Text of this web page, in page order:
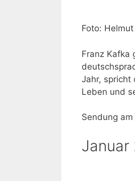
Foto:
Franz Kafka
Jahr, spricht
Leben und
Sendung am
Januar